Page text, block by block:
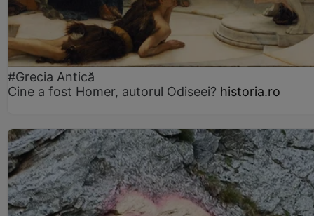
#Grecia Antică
Cine a fost Homer, autorul Odiseei? historia.ro